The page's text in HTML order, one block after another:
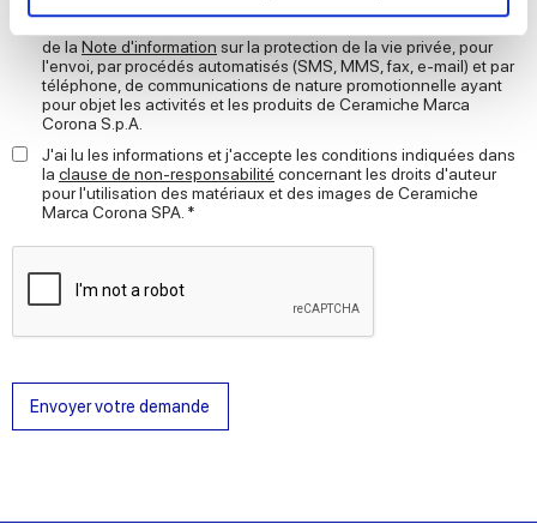
and set your preferences in thedetails section.
We use cookies to personalise content and ads, to
provide social media features and to analyse our traffic.
We also share information about your use of our site with
our social media, advertising and analytics partners who
may combine it with other information that you’ve
provided to them or that they’ve collected from your use
of their services.
de la Note d'information sur la protection de la vie privée, pour
l'envoi, par procédés automatisés (SMS, MMS, fax, e-mail) et par
téléphone, de communications de nature promotionnelle ayant
pour objet les activités et les produits de Ceramiche Marca
Corona S.p.A.
J'ai lu les informations et j'accepte les conditions indiquées dans
la clause de non-responsabilité concernant les droits d'auteur
pour l'utilisation des matériaux et des images de Ceramiche
Marca Corona SPA. *
Envoyer votre demande